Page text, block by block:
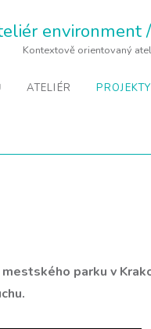
environment
Kontextově orientovaný
ATELIÉR PROJEKTY
parku v